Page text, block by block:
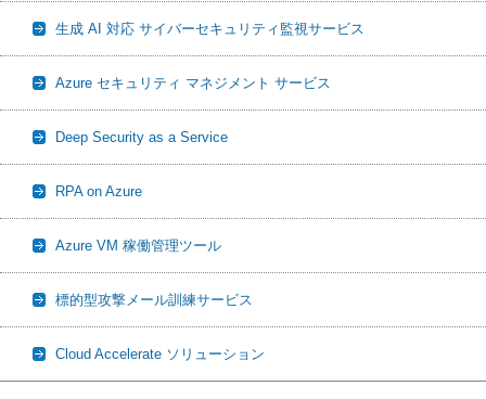
生成 AI 対応 サイバーセキュリティ監視サービス
Azure セキュリティ マネジメント サービス
Deep Security as a Service
RPA on Azure
Azure VM 稼働管理ツール
標的型攻撃メール訓練サービス
Cloud Accelerate ソリューション